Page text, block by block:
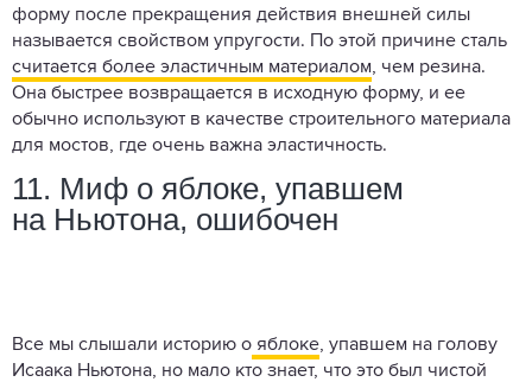
форму после прекращения действия внешней силы
называется свойством упругости. По этой причине сталь
считается более эластичным материалом, чем резина.
Она быстрее возвращается в исходную форму, и ее
обычно используют в качестве строительного материала
для мостов, где очень важна эластичность.
11. Миф о яблоке, упавшем
на Ньютона, ошибочен
Все мы слышали историю о яблоке, упавшем на голову
Исаака Ньютона, но мало кто знает, что это был чистой